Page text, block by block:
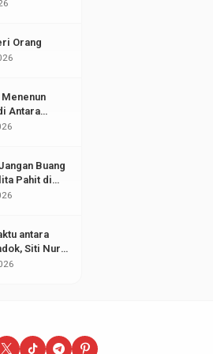
Orang
Antara
Buang
Pahit di
Anak
antara
Siti Nur